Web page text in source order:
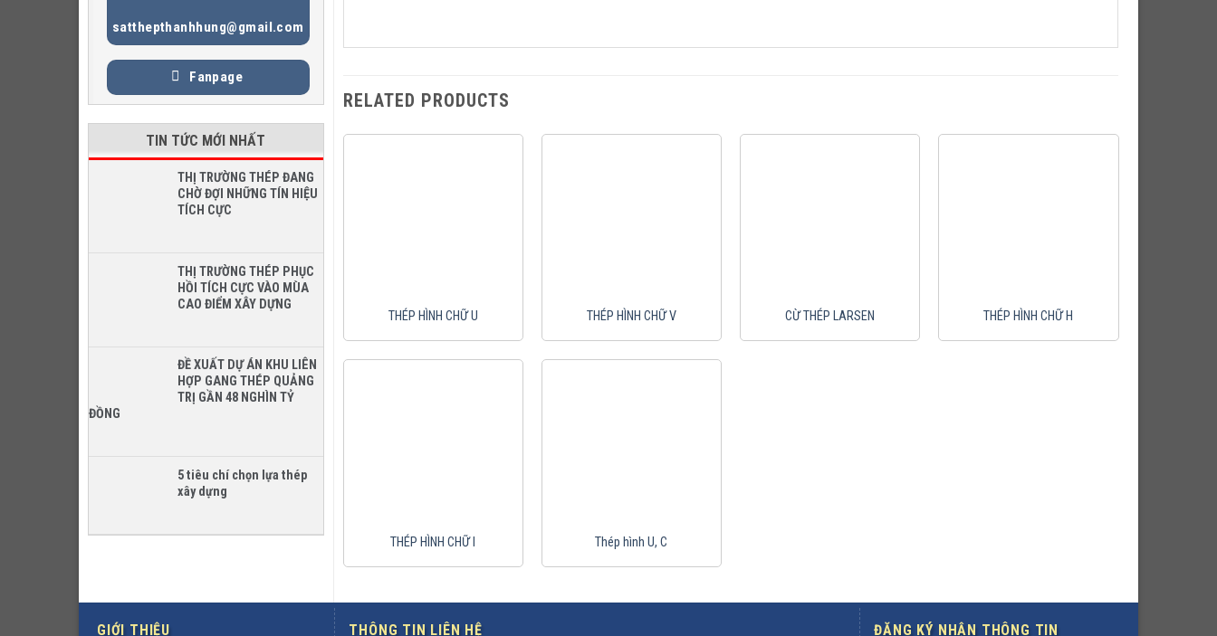
satthepthanhhung@gmail.com
Fanpage
TIN TỨC MỚI NHẤT
THỊ TRƯỜNG THÉP ĐANG
CHỜ ĐỢI NHỮNG TÍN HIỆU
TÍCH CỰC
THỊ TRƯỜNG THÉP PHỤC
HỒI TÍCH CỰC VÀO MÙA
CAO ĐIỂM XÂY DỰNG
ĐỀ XUẤT DỰ ÁN KHU LIÊN
HỢP GANG THÉP QUẢNG
TRỊ GẦN 48 NGHÌN TỶ
ĐỒNG
5 tiêu chí chọn lựa thép
xây dựng
RELATED PRODUCTS
THÉP HÌNH CHỮ U THÉP HÌNH CHỮ V CỪ THÉP LARSEN THÉP HÌNH CHỮ H
THÉP HÌNH CHỮ I Thép hình U, C
GIỚI THIỆU THÔNG TIN LIÊN HỆ ĐĂNG KÝ NHẬN THÔNG TIN